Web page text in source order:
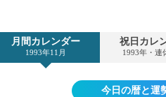
月間カレンダー
1993年11月
祝日カレ
1993年・連
今日の暦と運